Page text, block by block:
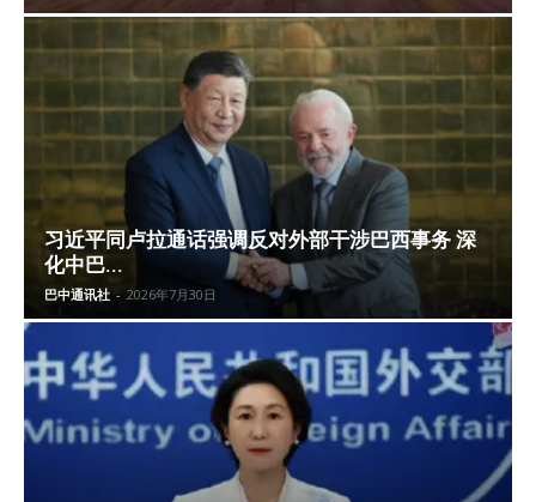
习近平同卢拉通话强调反对外部干涉巴西事务 深
化中巴...
巴中通讯社 - 2026年7月30日